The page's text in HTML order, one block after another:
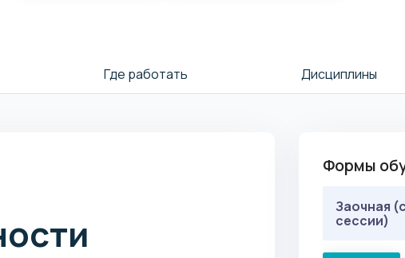
Где работать Дисциплины
Формы
Заочная
сессии)